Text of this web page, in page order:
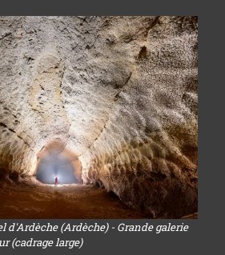
d'Ardèche (Ardèche) - Grande galerie
(cadrage large)